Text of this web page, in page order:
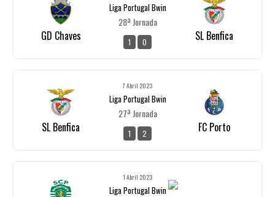
GD Chaves
Liga Portugal Bwin
28ª Jornada
1 0 SL Benfica
SL Benfica
7 Abril 2023
Liga Portugal Bwin
27ª Jornada
1 2 FC Porto
1 Abril 2023
Liga Portugal Bwin